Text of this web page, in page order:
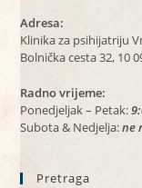
Adresa:
Klinika za psihijatriju
Bolnička cesta 32, 10
Radno vrijeme:
Ponedjeljak – Petak:
Subota & Nedjelja:ne
Pretraga